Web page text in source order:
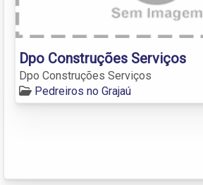
Dpo Construções Serviços
Dpo Construções Serviços
Pedreiros no Grajaú